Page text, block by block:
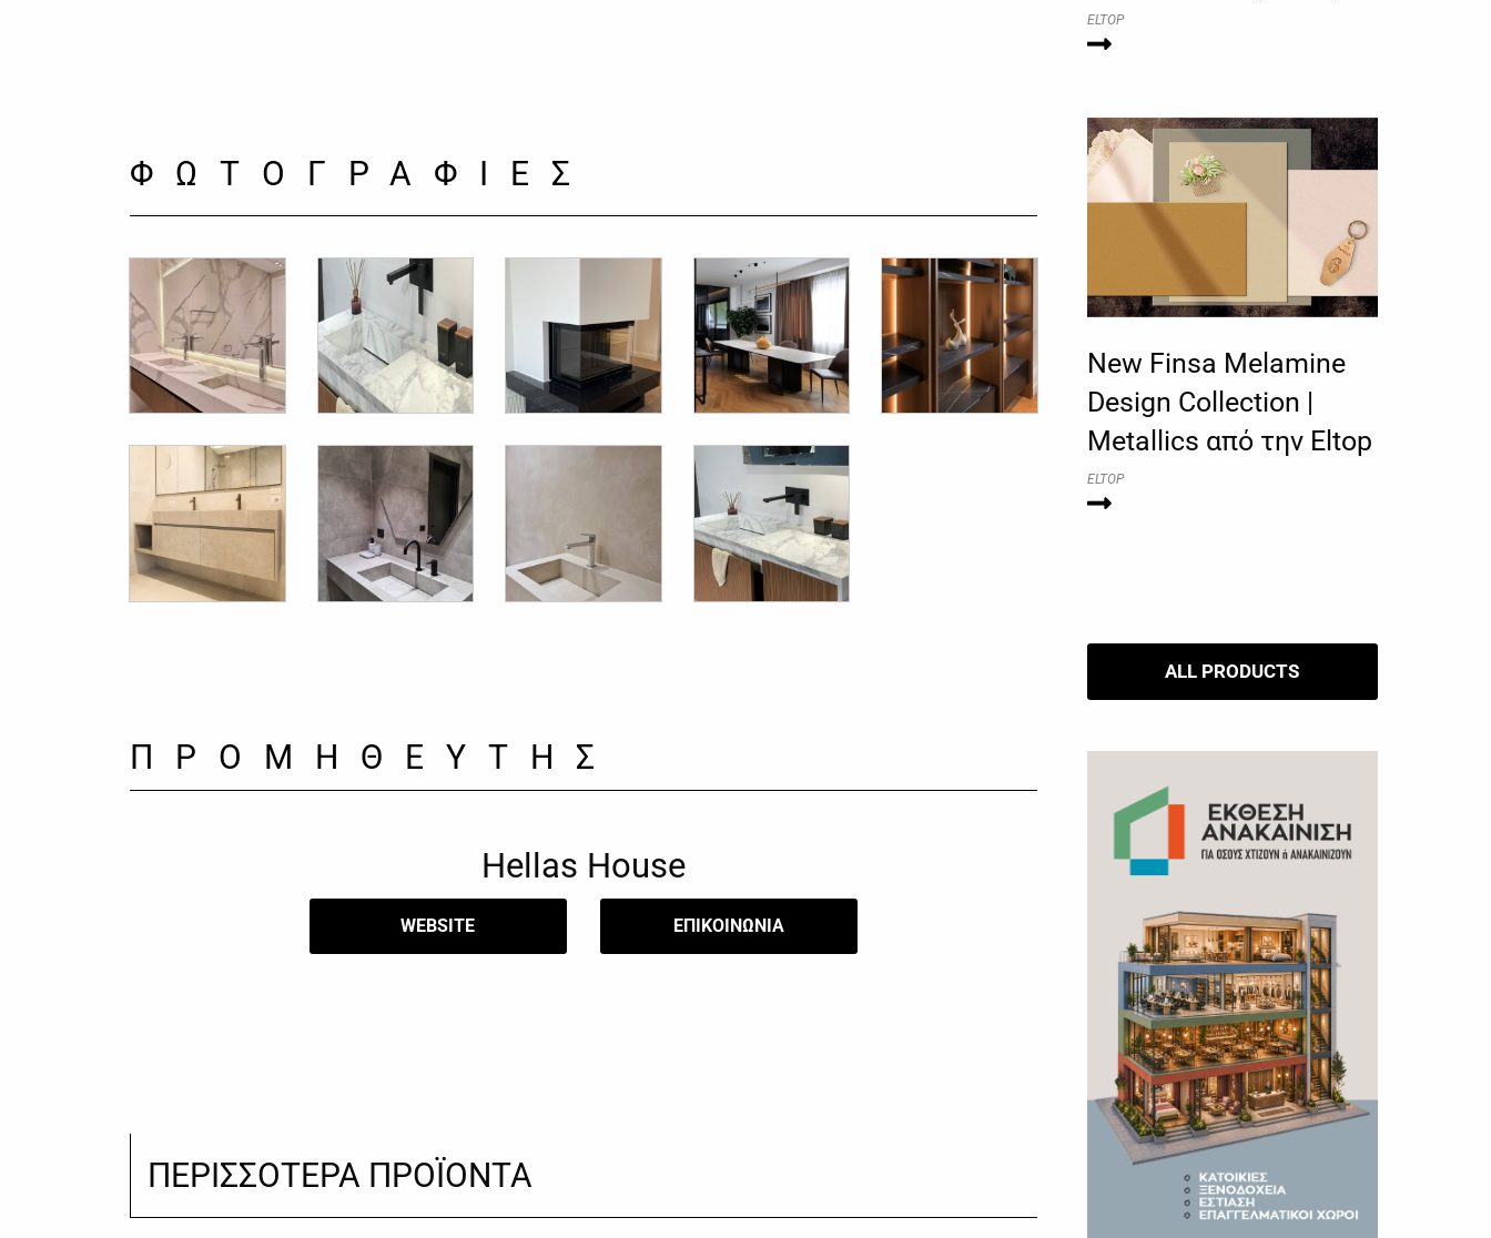
ΦΩΤΟΓΡΑΦΙΕΣ
ΠΡΟΜΗΘΕΥΤΗΣ
Hellas House
WEBSITE ​ΕΠΙΚΟΙΝΩΝΙΑ
ΠΕΡΙΣΣΟΤΕΡΑ ΠΡΟΪΟΝΤΑ
ELTOP
New Finsa Melamine
Design Collection |
Metallics από την Eltop
ELTOP
ALL PRODUCTS